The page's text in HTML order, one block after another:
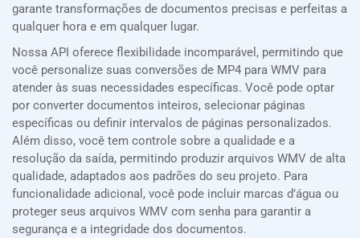
garante transformações de documentos precisas e perfeitas a
qualquer hora e em qualquer lugar.
Nossa API oferece flexibilidade incomparável, permitindo que
você personalize suas conversões de MP4 para WMV para
atender às suas necessidades específicas. Você pode optar
por converter documentos inteiros, selecionar páginas
específicas ou definir intervalos de páginas personalizados.
Além disso, você tem controle sobre a qualidade e a
resolução da saída, permitindo produzir arquivos WMV de alta
qualidade, adaptados aos padrões do seu projeto. Para
funcionalidade adicional, você pode incluir marcas d’água ou
proteger seus arquivos WMV com senha para garantir a
segurança e a integridade dos documentos.